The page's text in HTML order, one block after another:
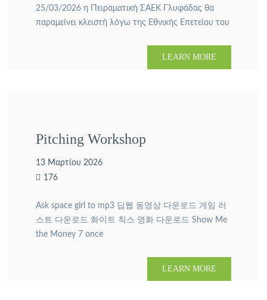
25/03/2026 η Πειραματική ΣΑΕΚ Γλυφάδας θα
παραμείνει κλειστή λόγω της Εθνικής Επετείου του
LEARN MORE
Pitching Workshop
13 Μαρτίου 2026
176
Ask space girl to mp3 딥웹 동영상 다운로드 게임 러
스트 다운로드 화이트 칙스 영화 다운로드 Show Me
the Money 7 once
LEARN MORE